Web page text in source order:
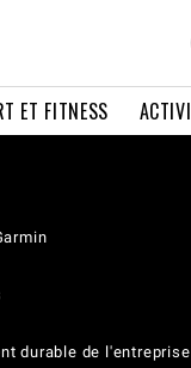
ET FITNESS
durable de l'entreprise